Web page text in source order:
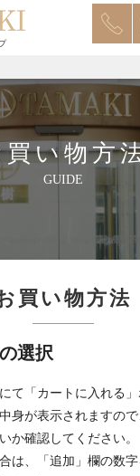
買い物方
GUIDE
買い物方法
選択
て「カートに入れる
身が表示されますの
か確認してください。
は、「追加」欄の数